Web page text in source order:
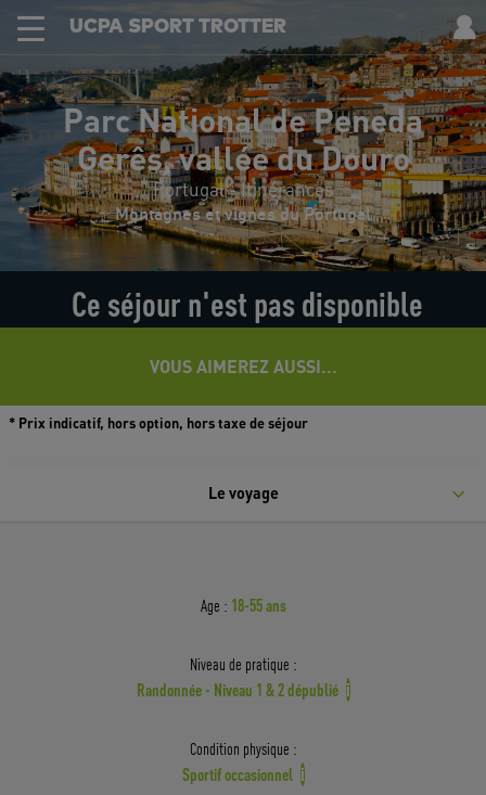
UCPA SPORT TROTTER
Parc National de Peneda
Gerês, vallée du Douro
Portugal - Itinérances
Montagnes et vignes du Portugal
Ce séjour n'est pas disponible
VOUS AIMEREZ AUSSI...
* Prix indicatif, hors option, hors taxe de séjour
Le voyage
Age : 18-55 ans
Niveau de pratique :
Randonnée - Niveau 1 & 2 dépublié i
Condition physique :
Sportif occasionnel i